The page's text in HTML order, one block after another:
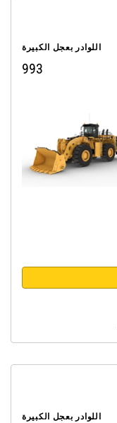
اللوادر بعجل الكبيرة
993
اللوادر بعجل الكبيرة